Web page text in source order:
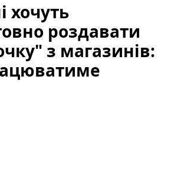
хочуть
роздавати
з магазинів: